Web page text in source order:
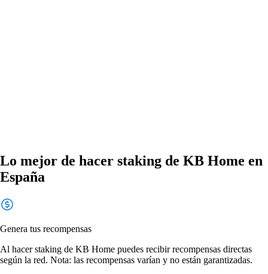
Lo mejor de hacer staking de KB Home en
España
Genera tus recompensas
Al hacer staking de KB Home puedes recibir recompensas directas
según la red. Nota: las recompensas varían y no están garantizadas.